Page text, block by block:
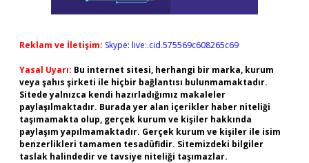
Reklam ve İletişim: Skype: live:.cid.575569c608265c69
Yasal Uyarı: Bu internet sitesi, herhangi bir marka, kurum
veya şahıs şirketi ile hiçbir bağlantısı bulunmamaktadır.
Sitede yalnızca kendi hazırladığımız makaleler
paylaşılmaktadır. Burada yer alan içerikler haber niteliği
taşımamakta olup, gerçek kurum ve kişiler hakkında
paylaşım yapılmamaktadır. Gerçek kurum ve kişiler ile isim
benzerlikleri tamamen tesadüfidir. Sitemizdeki bilgiler
taslak halindedir ve tavsiye niteliği taşımazlar.